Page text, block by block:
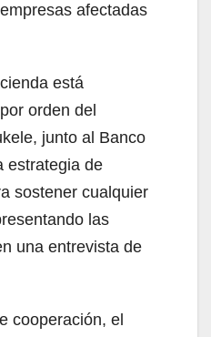
afectadas
está
orden del
junto al Banco
estrategia de
sostener cualquier
las
una entrevista de
cooperación, el